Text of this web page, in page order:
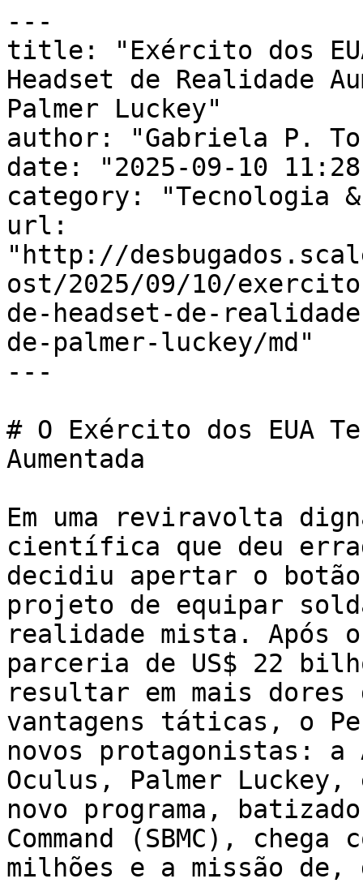
---
title: "Exército dos
Headset de Realidade
Palmer Luckey"
author: "Gabriela P.
date: "2025-09-10
category: "Tecnologia
url:
"http://
ost/2025/09/10/
de-headset-de-
de-palmer-luckey/md"
---
# O Exército dos EUA
Aumentada
Em uma reviravolta
científica que deu
decidiu apertar o
projeto de equipar
realidade mista. Após o
parceria de US$ 22
resultar em mais dores
vantagens táticas, o
novos protagonistas:
Oculus, Palmer
novo programa,
Command (SBMC), chega
milhões e a missão